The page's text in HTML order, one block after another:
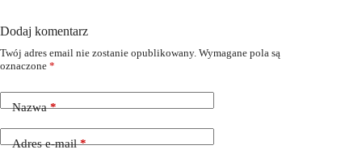
Dodaj komentarz
Twój adres email nie zostanie opublikowany. Wymagane pola są
oznaczone *
Nazwa*
Adres e-mail*